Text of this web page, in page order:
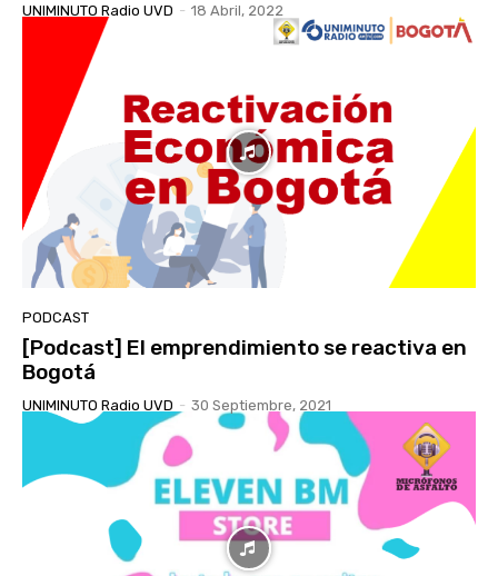
UNIMINUTO Radio UVD - 18 Abril, 2022
PODCAST
[Podcast] El emprendimiento se reactiva en
Bogotá
UNIMINUTO Radio UVD - 30 Septiembre, 2021